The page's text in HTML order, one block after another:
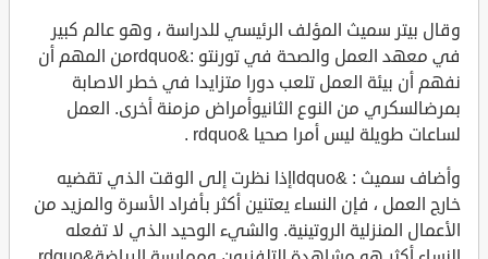
وقال بيتر سميث المؤلف الرئيسي للدراسة ، وهو عالم كبير
في معهد العمل والصحة في تورنتو :&rdquoمن المهم أن
نفهم أن بيئة العمل تلعب دورا متزايدا في خطر الاصابة
بمرضالسكري من النوع الثانيوأمراض مزمنة أخرى. العمل
لساعات طويلة ليس أمرا صحيا &rdquo .
وأضاف سميث : &ldquoإذا نظرت إلى الوقت الذي تقضيه
خارج العمل ، فإن النساء يعتنين أكثر بأفراد الأسرة والمزيد من
الأعمال المنزلية الروتينية. والشيء الوحيد الذي لا تفعله